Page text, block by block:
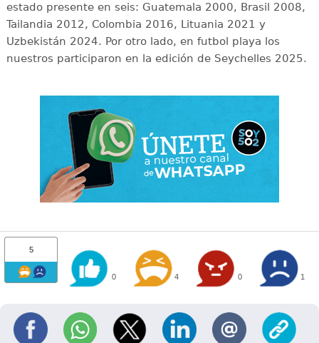
estado presente en seis: Guatemala 2000, Brasil 2008,
Tailandia 2012, Colombia 2016, Lituania 2021 y
Uzbekistán 2024. Por otro lado, en futbol playa los
nuestros participaron en la edición de Seychelles 2025.
5
0 4 0 1